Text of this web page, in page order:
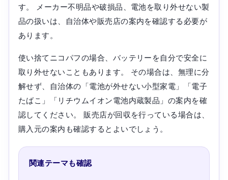
す。 メーカー不明品や破損品、電池を取り外せない製
品の扱いは、自治体や販売店の案内を確認する必要が
あります。
使い捨てニコパフの場合、バッテリーを自分で安全に
取り外せないこともあります。 その場合は、無理に分
解せず、自治体の「電池が外せない小型家電」「電子
たばこ」「リチウムイオン電池内蔵製品」の案内を確
認してください。 販売店が回収を行っている場合は、
購入元の案内も確認するとよいでしょう。
関連テーマも確認